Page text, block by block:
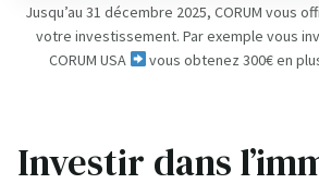
Jusqu’au 31 décembre 2025, CORUM vous
votre investissement. Par exemple vous
CORUM USA
vous obtenez 300€ en
Investir dans